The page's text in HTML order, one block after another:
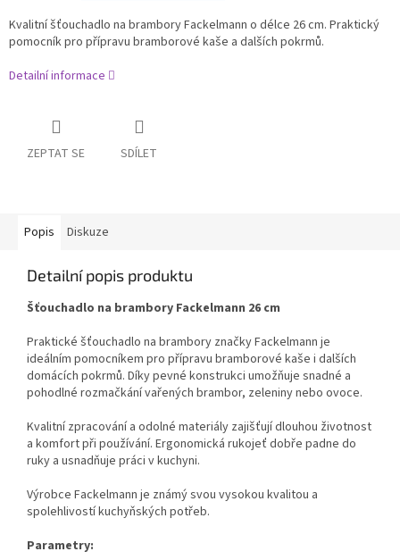
Kvalitní šťouchadlo na brambory Fackelmann o délce 26 cm. Praktický
pomocník pro přípravu bramborové kaše a dalších pokrmů.
Detailní informace
ZEPTAT SE SDÍLET
Popis Diskuze
Detailní popis produktu
Šťouchadlo na brambory Fackelmann 26 cm
Praktické šťouchadlo na brambory značky Fackelmann je
ideálním pomocníkem pro přípravu bramborové kaše i dalších
domácích pokrmů. Díky pevné konstrukci umožňuje snadné a
pohodlné rozmačkání vařených brambor, zeleniny nebo ovoce.
Kvalitní zpracování a odolné materiály zajišťují dlouhou životnost
a komfort při používání. Ergonomická rukojeť dobře padne do
ruky a usnadňuje práci v kuchyni.
Výrobce Fackelmann je známý svou vysokou kvalitou a
spolehlivostí kuchyňských potřeb.
Parametry: